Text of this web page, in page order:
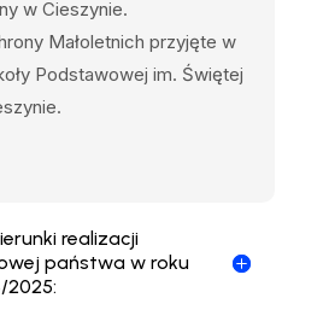
w Cieszynie.
Małoletnich przyjęte w
Podstawowej im. Świętej
realizacji
państwa w roku
2025: